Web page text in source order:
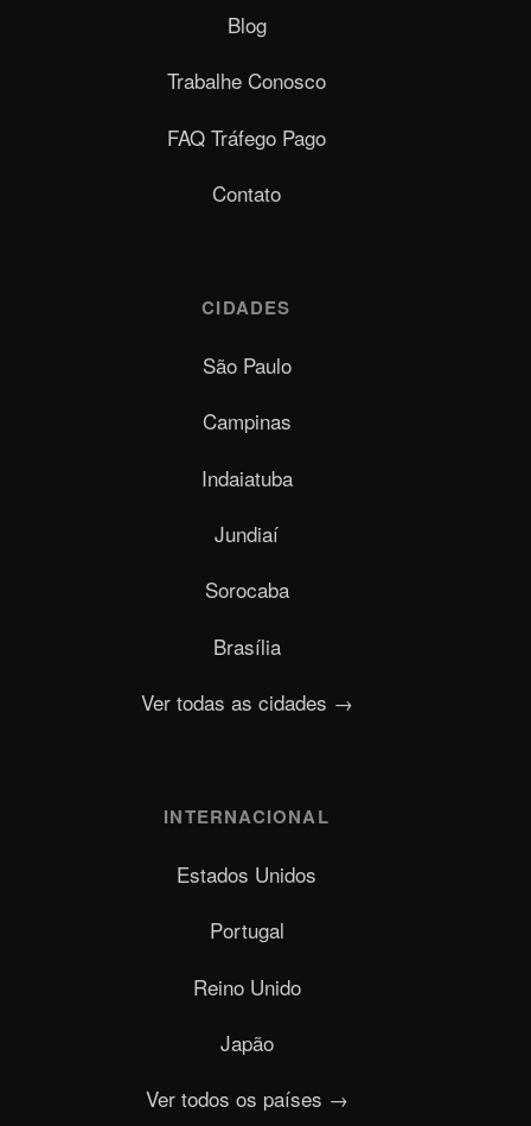
Blog
Trabalhe Conosco
FAQ Tráfego Pago
Contato
CIDADES
São Paulo
Campinas
Indaiatuba
Jundiaí
Sorocaba
Brasília
Ver todas as cidades →
INTERNACIONAL
Estados Unidos
Portugal
Reino Unido
Japão
Ver todos os países →